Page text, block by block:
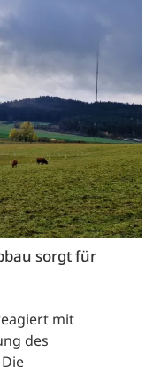
sorgt für
mit
des